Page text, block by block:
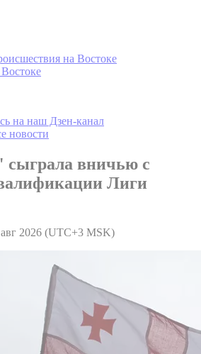
на Востоке
на наш Дзен-канал
новости
сыграла вничью с
Лиги
2026 (UTC+3 MSK)